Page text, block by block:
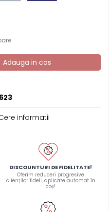
Adauga in cos
informatii
DISCOUNTURI DE FIDELITATE!
Oferim reduceri progresive
clienților fideli, aplicate automat în
coș!